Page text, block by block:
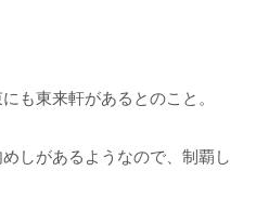
も東来軒があるとのこと。
しがあるようなので、制覇し